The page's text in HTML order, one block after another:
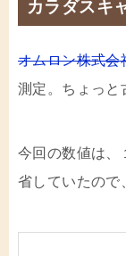
カラダスキ
オムロン株式会
測定。ちょっと
今回の数値は、
省していたので